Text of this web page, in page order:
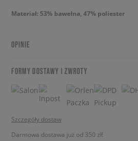
Materiał: 53% bawełna, 47% poliester
OPINIE
FORMY DOSTAWY I ZWROTY
Szczegóły dostaw
Darmowa dostawa już od 350 zł!